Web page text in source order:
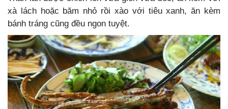
xà lách hoặc băm nhỏ rồi xào với tiêu xanh, ăn kèm
bánh tráng cũng đều ngon tuyệt.